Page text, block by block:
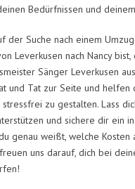
Bedürfnissen und
der Suche nach einem
Leverkusen nach Nancy bist,
Sänger Leverkusen
und Tat zur Seite und helfen
zu gestalten. Lass
und sichere dir ein
genau weißt, welche Kosten
uns darauf, dich bei